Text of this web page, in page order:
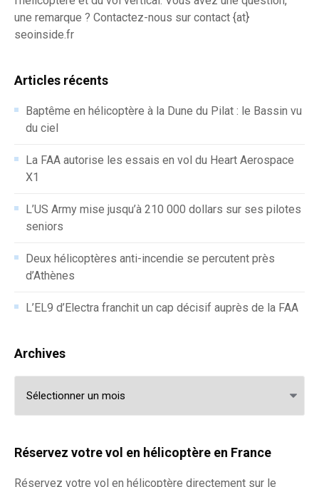
une remarque ? Contactez-nous sur contact {at}
seoinside.fr
Articles récents
Baptême en hélicoptère à la Dune du Pilat : le Bassin vu
du ciel
La FAA autorise les essais en vol du Heart Aerospace
X1
L’US Army mise jusqu’à 210 000 dollars sur ses pilotes
seniors
Deux hélicoptères anti-incendie se percutent près
d’Athènes
L’EL9 d’Electra franchit un cap décisif auprès de la FAA
Archives
Réservez votre vol en hélicoptère en France
Réservez votre vol en hélicoptère directement sur le